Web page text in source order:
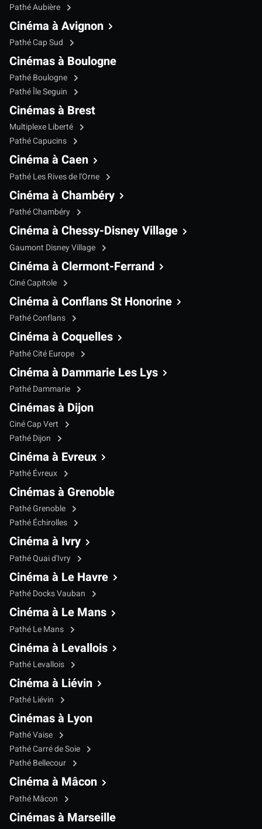
Pathé Aubière
Cinéma à Avignon
Pathé Cap Sud
Cinémas à Boulogne
Pathé Boulogne
Pathé Île Seguin
Cinémas à Brest
Multiplexe Liberté
Pathé Capucins
Cinéma à Caen
Pathé Les Rives de l'Orne
Cinéma à Chambéry
Pathé Chambéry
Cinéma à Chessy-Disney Village
Gaumont Disney Village
Cinéma à Clermont-Ferrand
Ciné Capitole
Cinéma à Conflans St Honorine
Pathé Conflans
Cinéma à Coquelles
Pathé Cité Europe
Cinéma à Dammarie Les Lys
Pathé Dammarie
Cinémas à Dijon
Ciné Cap Vert
Pathé Dijon
Cinéma à Evreux
Pathé Évreux
Cinémas à Grenoble
Pathé Grenoble
Pathé Échirolles
Cinéma à Ivry
Pathé Quai d'Ivry
Cinéma à Le Havre
Pathé Docks Vauban
Cinéma à Le Mans
Pathé Le Mans
Cinéma à Levallois
Pathé Levallois
Cinéma à Liévin
Pathé Liévin
Cinémas à Lyon
Pathé Vaise
Pathé Carré de Soie
Pathé Bellecour
Cinéma à Mâcon
Pathé Mâcon
Cinémas à Marseille